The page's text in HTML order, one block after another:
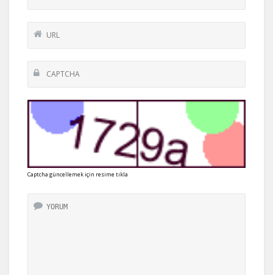
Captcha güncellemek için resime tıkla